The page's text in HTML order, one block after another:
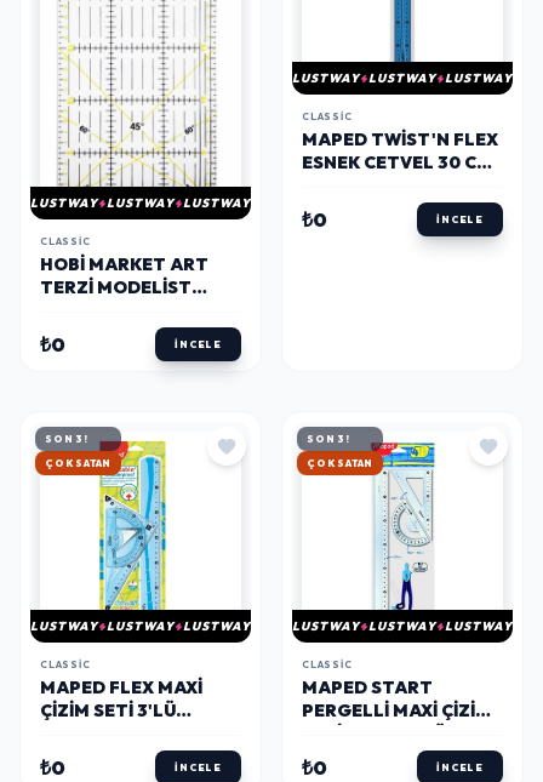
LUSTWAY LUSTWAY LUSTWAY
CLASSIC
HOBI MARKET ART
TERZI MODELIST
KIRKYAMA CETVELI
15X30 CM.
₺0 İNCELE
LUSTWAY LUSTWAY LUSTWAY
CLASSIC
MAPED TWIST'N FLEX
ESNEK CETVEL 30 CM.
₺0 İNCELE
SON 3!
HIZLI KARGO
LUSTWAY LUSTWAY LUSTWAY
CLASSIC
MAPED FLEX MAXI
ÇIZIM SETI 3'LÜ
₺0 İNCELE
SON 3!
HIZLI KARGO
LUSTWAY LUSTWAY LUSTWAY
CLASSIC
MAPED START
PERGELLI MAXI ÇIZIM
(899218)
₺0 İNCELE